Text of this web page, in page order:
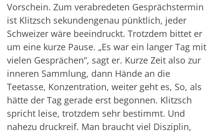
Vorschein. Zum verabredeten Gesprächstermin
ist Klitzsch sekundengenau pünktlich, jeder
Schweizer wäre beeindruckt. Trotzdem bittet er
um eine kurze Pause. „Es war ein langer Tag mit
vielen Gesprächen“, sagt er. Kurze Zeit also zur
inneren Sammlung, dann Hände an die
Teetasse, Konzentration, weiter geht es, So, als
hätte der Tag gerade erst begonnen. Klitzsch
spricht leise, trotzdem sehr bestimmt. Und
nahezu druckreif. Man braucht viel Disziplin,